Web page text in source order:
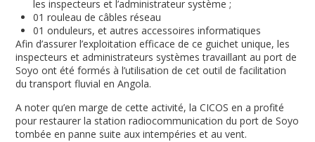
les inspecteurs et l’administrateur système ;
01 rouleau de câbles réseau
01 onduleurs, et autres accessoires informatiques
Afin d’assurer l’exploitation efficace de ce guichet unique, les
inspecteurs et administrateurs systèmes travaillant au port de
Soyo ont été formés à l’utilisation de cet outil de facilitation
du transport fluvial en Angola.
A noter qu’en marge de cette activité, la CICOS en a profité
pour restaurer la station radiocommunication du port de Soyo
tombée en panne suite aux intempéries et au vent.